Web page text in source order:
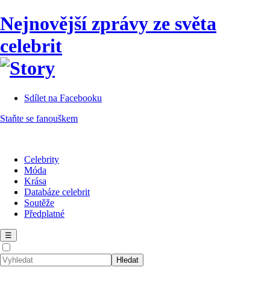
Nejnovější zprávy ze světa
celebrit
Sdílet na Facebooku
Staňte se fanouškem
Celebrity
Móda
Krása
Databáze celebrit
Soutěže
Předplatné
☰